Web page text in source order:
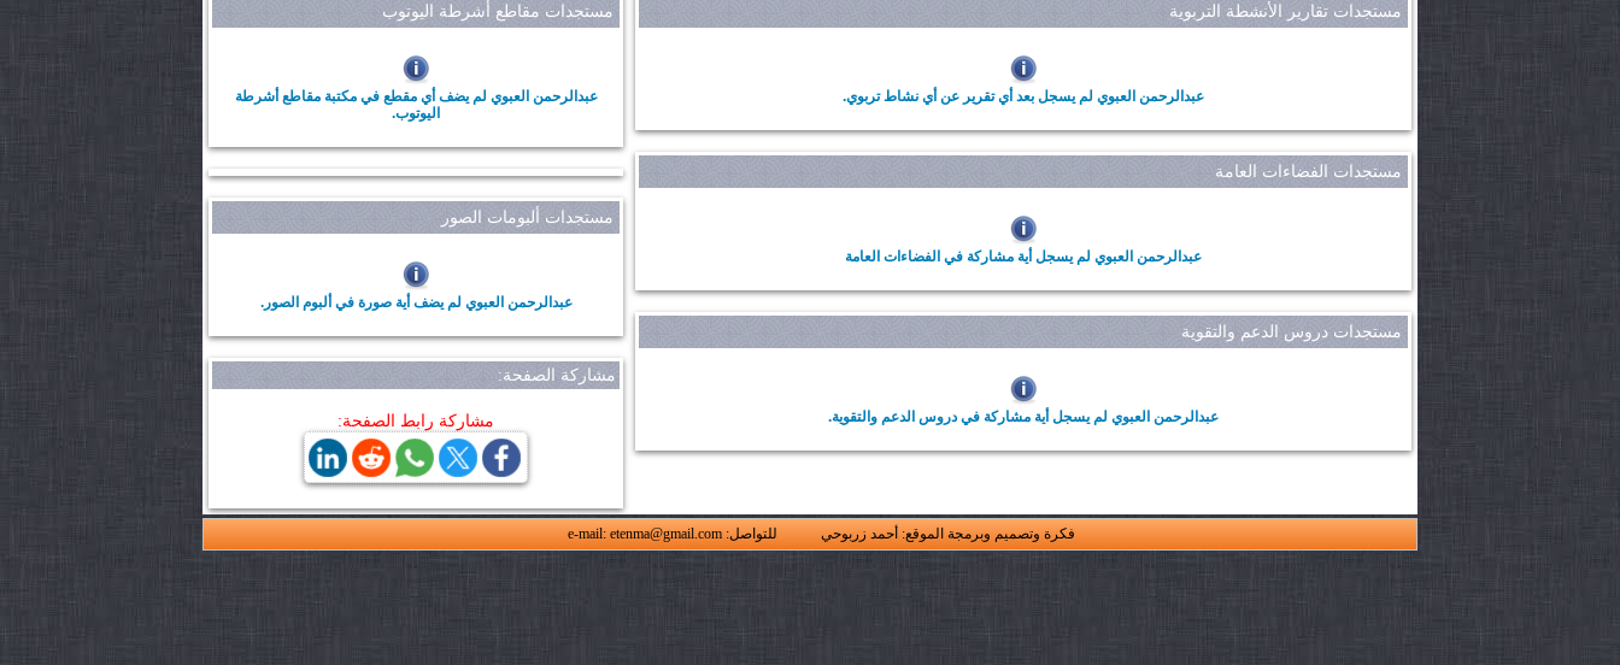
مستجدات تقارير الأنشطة التربوية
عبدالرحمن العبوي لم يسجل بعد أي تقرير عن أي نشاط تربوي.
مستجدات الفضاءات العامة
عبدالرحمن العبوي لم يسجل أية مشاركة في الفضاءات العامة
مستجدات دروس الدعم والتقوية
عبدالرحمن العبوي لم يسجل أية مشاركة في دروس الدعم والتقوية.
مستجدات مقاطع أشرطة اليوتوب
عبدالرحمن العبوي لم يضف أي مقطع في مكتبة مقاطع أشرطة
اليوتوب.
مستجدات ألبومات الصور
عبدالرحمن العبوي لم يضف أية صورة في ألبوم الصور.
مشاركة الصفحة:
مشاركة رابط الصفحة:
فكرة وتصميم وبرمجة الموقع: أحمد زربوحي للتواصل: e-mail: etenma@gmail.com